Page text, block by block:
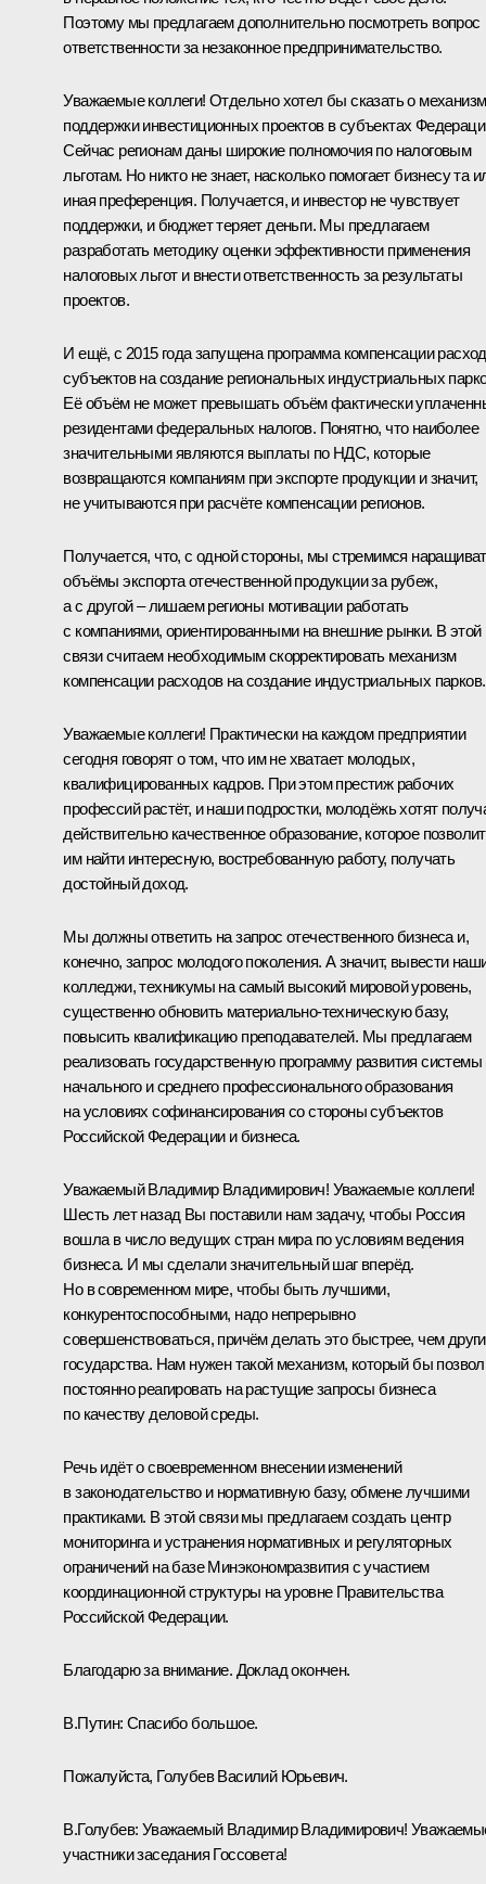
Поэтому мы предлагаем дополнительно посмотреть вопрос
ответственности за незаконное предпринимательство.
Уважаемые коллеги! Отдельно хотел бы сказать о
поддержки инвестиционных проектов в субъектах
Сейчас регионам даны широкие полномочия по налоговым
льготам. Но никто не знает, насколько помогает бизнесу та
иная преференция. Получается, и инвестор не чувствует
поддержки, и бюджет теряет деньги. Мы предлагаем
разработать методику оценки эффективности применения
налоговых льгот и внести ответственность за результаты
проектов.
И ещё, с 2015 года запущена программа компенсации
субъектов на создание региональных индустриальных
Её объём не может превышать объём фактически
резидентами федеральных налогов. Понятно, что наиболее
значительными являются выплаты по НДС, которые
возвращаются компаниям при экспорте продукции и значит,
не учитываются при расчёте компенсации регионов.
Получается, что, с одной стороны, мы стремимся
объёмы экспорта отечественной продукции за рубеж,
а с другой – лишаем регионы мотивации работать
с компаниями, ориентированными на внешние рынки. В этой
связи считаем необходимым скорректировать механизм
компенсации расходов на создание индустриальных парков.
Уважаемые коллеги! Практически на каждом предприятии
сегодня говорят о том, что им не хватает молодых,
квалифицированных кадров. При этом престиж рабочих
профессий растёт, и наши подростки, молодёжь хотят
действительно качественное образование, которое позволит
им найти интересную, востребованную работу, получать
достойный доход.
Мы должны ответить на запрос отечественного бизнеса и,
конечно, запрос молодого поколения. А значит, вывести
колледжи, техникумы на самый высокий мировой уровень,
существенно обновить материально-техническую базу,
повысить квалификацию преподавателей. Мы предлагаем
реализовать государственную программу развития системы
начального и среднего профессионального образования
на условиях софинансирования со стороны субъектов
Российской Федерации и бизнеса.
Уважаемый Владимир Владимирович! Уважаемые коллеги!
Шесть лет назад Вы поставили нам задачу, чтобы Россия
вошла в число ведущих стран мира по условиям ведения
бизнеса. И мы сделали значительный шаг вперёд.
Но в современном мире, чтобы быть лучшими,
конкурентоспособными, надо непрерывно
совершенствоваться, причём делать это быстрее, чем
государства. Нам нужен такой механизм, который бы
постоянно реагировать на растущие запросы бизнеса
по качеству деловой среды.
Речь идёт о своевременном внесении изменений
в законодательство и нормативную базу, обмене лучшими
практиками. В этой связи мы предлагаем создать центр
мониторинга и устранения нормативных и регуляторных
ограничений на базе Минэкономразвития с участием
координационной структуры на уровне Правительства
Российской Федерации.
Благодарю за внимание. Доклад окончен.
В.Путин: Спасибо большое.
Пожалуйста, Голубев Василий Юрьевич.
В.Голубев: Уважаемый Владимир Владимирович!
участники заседания Госсовета!